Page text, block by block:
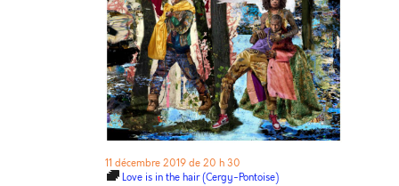
11 décembre 2019 de 20 h 30
Love is in the hair (Cergy-Pontoise)